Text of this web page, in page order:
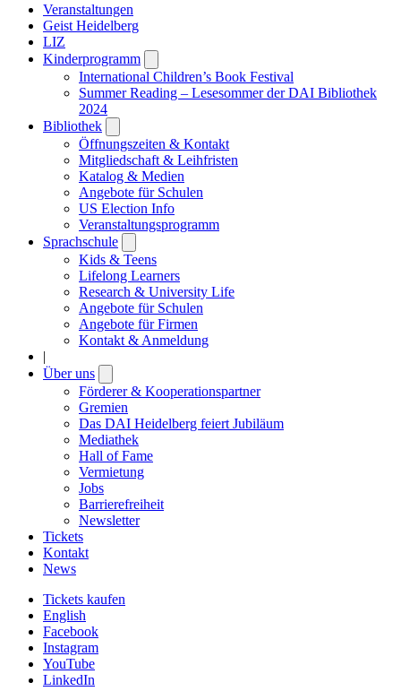
Veranstaltungen
Geist Heidelberg
LIZ
Kinderprogramm
submenu
International Children’s Book Festival
Summer Reading – Lesesommer der DAI Bibliothek
2024
Bibliothek
submenu
Öffnungszeiten & Kontakt
Mitgliedschaft & Leihfristen
Katalog & Medien
Angebote für Schulen
US Election Info
Veranstaltungsprogramm
Sprachschule
submenu
Kids & Teens
Lifelong Learners
Research & University Life
Angebote für Schulen
Angebote für Firmen
Kontakt & Anmeldung
|
Über uns
submenu
Förderer & Kooperationspartner
Gremien
Das DAI Heidelberg feiert Jubiläum
Mediathek
Hall of Fame
Vermietung
Jobs
Barrierefreiheit
Newsletter
Tickets
Kontakt
News
Tickets kaufen
English
Facebook
Instagram
YouTube
LinkedIn